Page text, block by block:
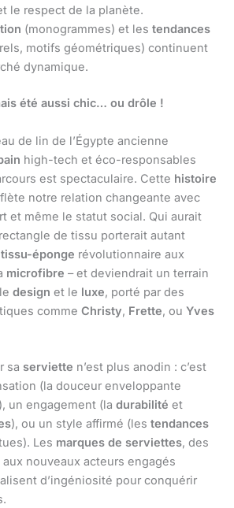
le respect de la planète.
(monogrammes) et les tendances
motifs géométriques) continuent
dynamique.
été aussi chic… ou drôle !
de lin de l’Égypte ancienne
high-tech et éco-responsables
est spectaculaire. Cette histoire
notre relation changeante avec
et même le statut social. Qui aurait
de tissu porterait autant
tissu-éponge révolutionnaire aux
microfibre – et deviendrait un terrain
design et le luxe, porté par des
comme Christy, Frette, ou Yves
sa serviette n’est plus anodin : c’est
(la douceur enveloppante
), un engagement (la durabilité et
), ou un style affirmé (les tendances
Les marques de serviettes, des
nouveaux acteurs engagés
d’ingéniosité pour conquérir